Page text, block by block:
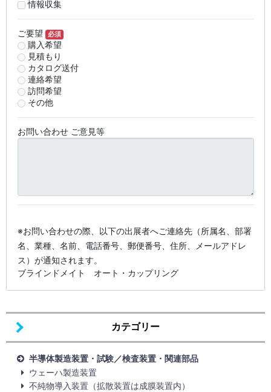
カテゴリー
半導体製造装置・試験／検査装置・関連部品
ウェーハ製造装置
不純物導入装置（拡散装置は成膜装置内）
情報収集
ご要望 必須
購入希望
見積もり
カタログ送付
連絡希望
訪問希望
その他
お問い合わせ ご意見等
※お問い合わせの際、以下の出展者へご連絡先（所属名、部署
名、業種、名前、電話番号、郵便番号、住所、メールアドレ
ス）が通知されます。
ブラインドメイト オート・カップリング